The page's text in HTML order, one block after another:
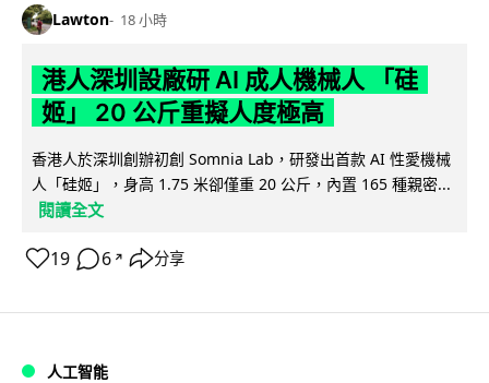
Lawton 18 小時
港人深圳設廠研 AI 成人機械人 「硅
姬」 20 公斤重擬人度極高
香港人於深圳創辦初創 Somnia Lab，研發出首款 AI 性愛機械
人「硅姬」，身高 1.75 米卻僅重 20 公斤，內置 165 種親密...
閱讀全文
19 6 ↗ 分享
人工智能